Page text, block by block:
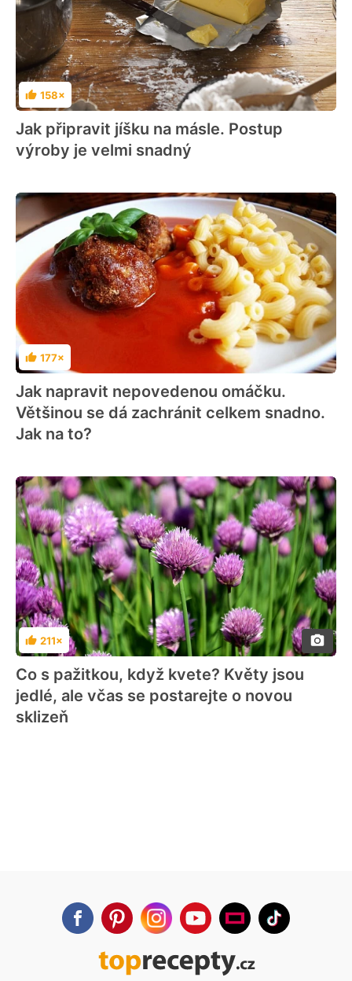
Hodnocení
158×
Jak připravit jíšku na másle. Postup
výroby je velmi snadný
Hodnocení
177×
Jak napravit nepovedenou omáčku.
Většinou se dá zachránit celkem snadno.
Jak na to?
Hodnocení
211×
Co s pažitkou, když kvete? Květy jsou
jedlé, ale včas se postarejte o novou
sklizeň